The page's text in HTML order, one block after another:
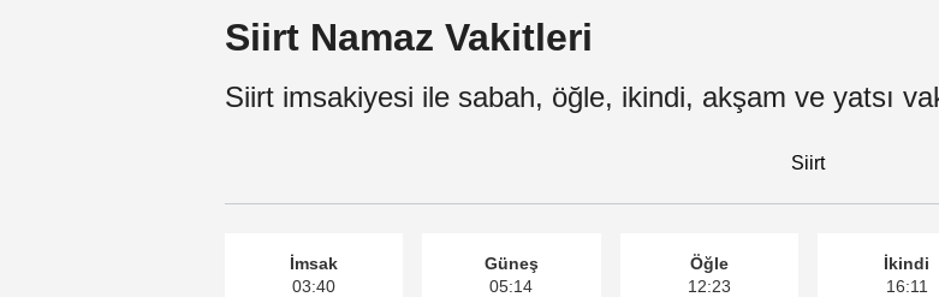
Siirt Namaz Vakitleri
Siirt imsakiyesi ile sabah, öğle, ikindi, akşam ve yatsı
Siirt
İmsak
03:40
Güneş
05:14
Öğle
12:23
İkindi
16:11